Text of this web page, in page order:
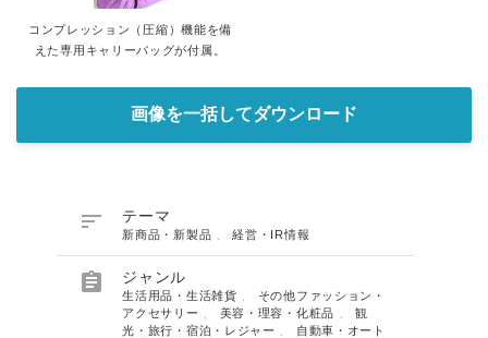
コンプレッション（圧縮）機能を備
えた専用キャリーバッグが付属。
画像を一括してダウンロード
 テーマ
新商品・新製品 、経営・IR情報
 ジャンル
生活用品・生活雑貨
その他ファッション・
アクセサリー
美容・理容・化粧品 、観
光・旅行・宿泊・レジャー
自動車・オート